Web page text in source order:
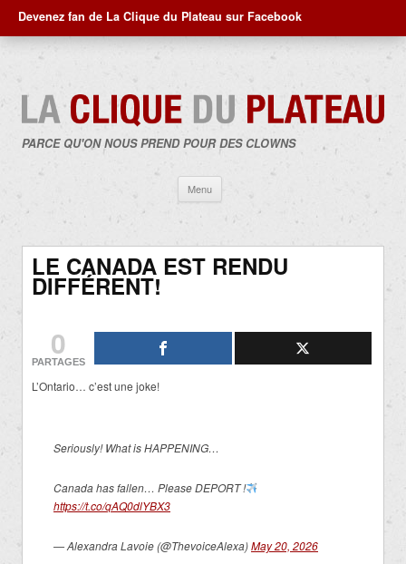
Devenez fan de La Clique du Plateau sur Facebook
PARCE QU'ON NOUS PREND POUR DES CLOWNS
Menu
contenu
LE CANADA EST RENDU
DIFFÉRENT!
0
PARTAGES
L’Ontario… c’est une joke!
Seriously! What is HAPPENING…
Canada has fallen… Please DEPORT !
https://t.co/qAQ0dlYBX3
— Alexandra Lavoie (@ThevoiceAlexa)May 20, 2026